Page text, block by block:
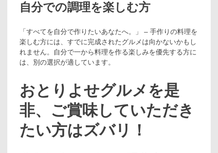
自分での調理を楽しむ方
「すべてを自分で作りたいあなたへ。」 – 手作りの料理を
楽しむ方には、すでに完成されたグルメは向かないかもし
れません。自分で一から料理を作る楽しみを優先する方に
は、別の選択が適しています。
おとりよせグルメを是
非、ご賞味していただき
たい方はズバリ！